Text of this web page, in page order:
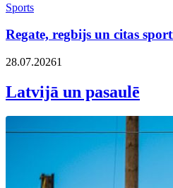
Sports
Regate, regbijs un citas
28.07.20261
Latvijā un pasaulē